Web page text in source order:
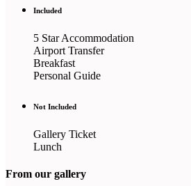
Included
5 Star Accommodation
Airport Transfer
Breakfast
Personal Guide
Not Included
Gallery Ticket
Lunch
From our gallery